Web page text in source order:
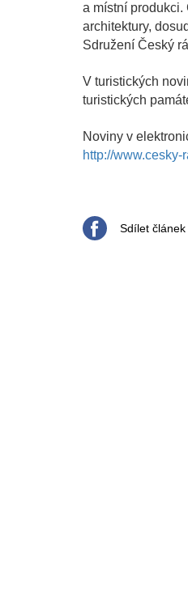
a místní produkci.
architektury,
Sdružení Český
V turistických
turistických
Noviny v
http://
Sdílet